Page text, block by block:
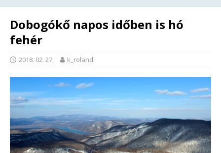
Dobogókő napos időben is hó
fehér
2018. 02. 27. k_roland